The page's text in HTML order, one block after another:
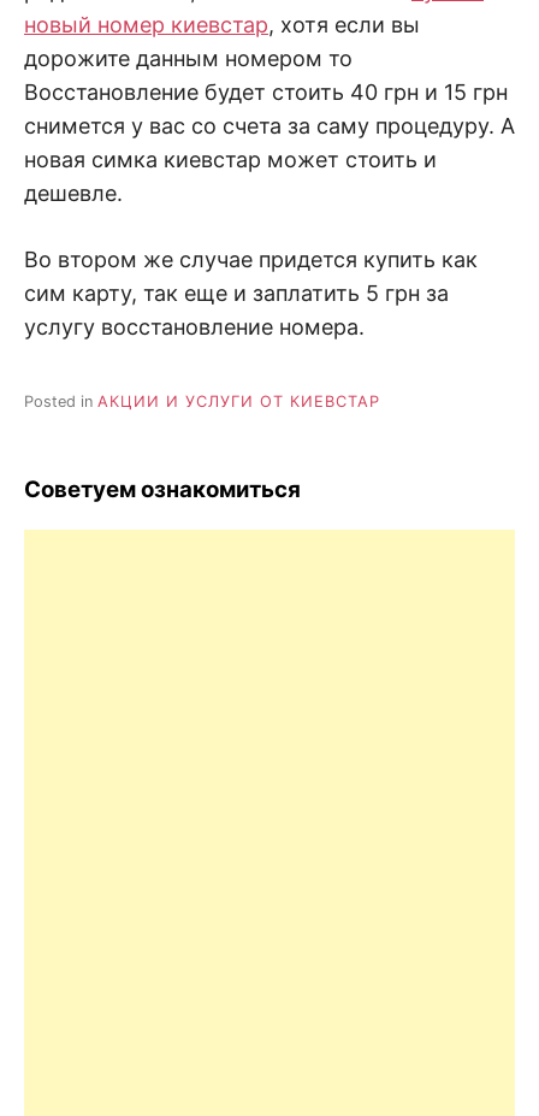
новый номер киевстар, хотя если вы
дорожите данным номером то
Восстановление будет стоить 40 грн и 15 грн
снимется у вас со счета за саму процедуру. А
новая симка киевстар может стоить и
дешевле.
Во втором же случае придется купить как
сим карту, так еще и заплатить 5 грн за
услугу восстановление номера.
Posted in АКЦИИ И УСЛУГИ ОТ КИЕВСТАР
Советуем ознакомиться